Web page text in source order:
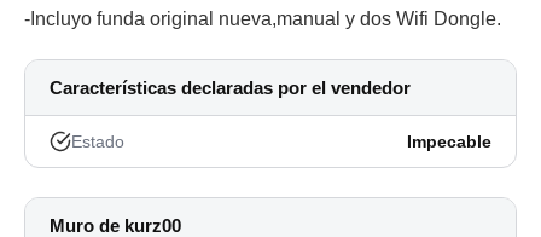
-Incluyo funda original nueva,manual y dos Wifi Dongle.
Características declaradas por el vendedor
Estado Impecable
Muro de kurz00